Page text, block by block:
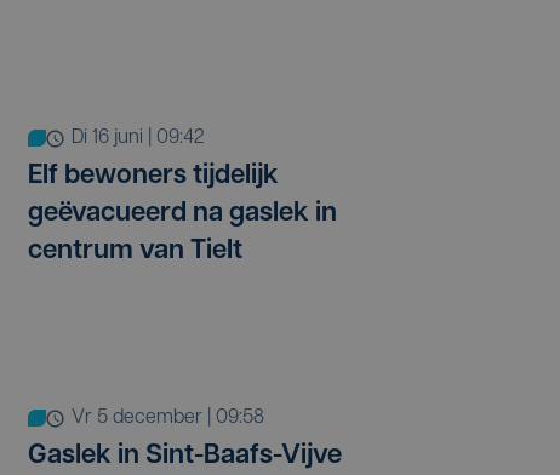
di 16 juni | 09:42
Elf bewoners tijdelijk
geëvacueerd na gaslek in
centrum van Tielt
vr 5 december | 09:58
Gaslek in Sint-Baafs-Vijve